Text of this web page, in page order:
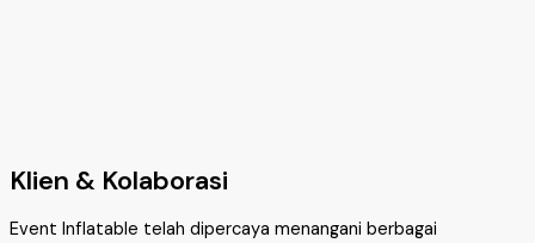
Klien & Kolaborasi
Event Inflatable telah dipercaya menangani berbagai